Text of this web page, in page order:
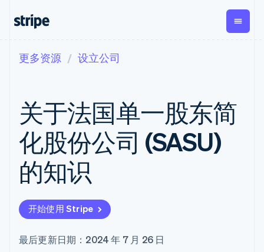
支付
在线支付
Managed
Payments
备案商家解决
方案
Payment links
无代码支付
预构建支付界
面
Elements
灵活的 UI 组件
Payment
营收
经常性收入
Metronome
按用量计费
Subscriptions
订阅管理
Tax
销售税和增值
Revenue
Recognition
Global
Payouts
向第三
方打款
按企业阶段
按应用场景
智能体商务
加密货币
电子商务
嵌入式金融
财务自动化
全球化企业
交易市场
文档
库与 SDK
Stripe Apps
指南
接受线上付款
实施预置结账流程
构建平台或交易市场
管理订阅
发行稳定币支持的支付卡
学习
指南
支持
专业服务
公司
更多资源 设立公司
关于法国单一股东简
化股份公司 (SASU)
的知识
开始使用 Stripe
最后更新日期：2024 年 7 月 26 日